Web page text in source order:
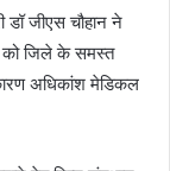
डॉ जीएस चौहान ने
को जिले के समस्त
अधिकांश मेडिकल